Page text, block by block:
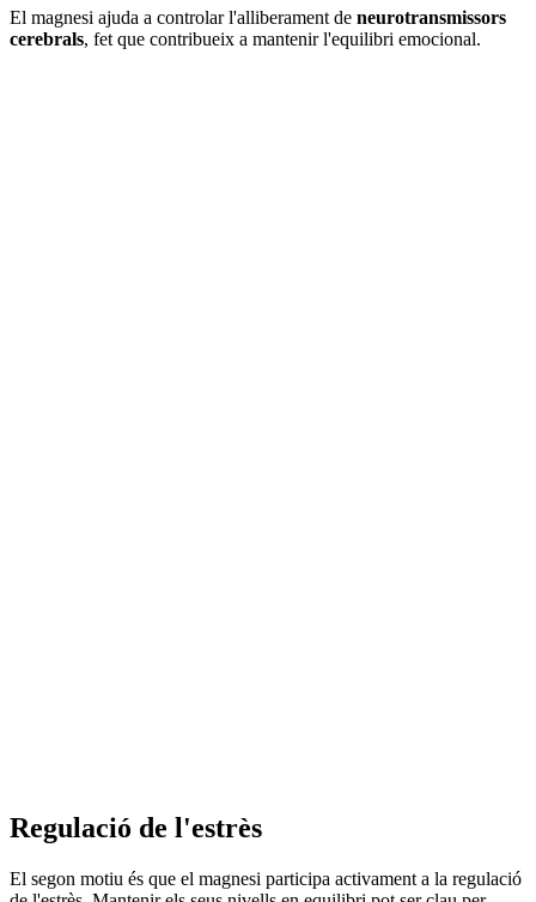
El magnesi ajuda a controlar l'alliberament de neurotransmissors
cerebrals, fet que contribueix a mantenir l'equilibri emocional.
Regulació de l'estrès
El segon motiu és que el magnesi participa activament a la regulació